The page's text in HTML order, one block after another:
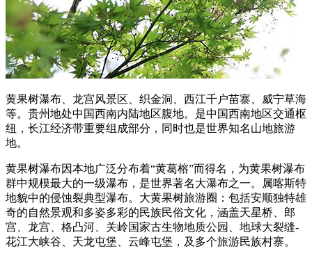
黄果树瀑布、龙宫风景区、织金洞、西江千户苗寨、威宁草海
等。贵州地处中国西南内陆地区腹地。是中国西南地区交通枢
纽，长江经济带重要组成部分，同时也是世界知名山地旅游
地。
黄果树瀑布因本地广泛分布着“黄葛榕”而得名，为黄果树瀑布
群中规模最大的一级瀑布，是世界著名大瀑布之一。属喀斯特
地貌中的侵蚀裂典型瀑布。大黄果树旅游圈：包括安顺独特雄
奇的自然景观和多姿多彩的民族民俗文化，涵盖天星桥、郎
宫、龙宫、格凸河、关岭国家古生物地质公园、地球大裂缝-
花江大峡谷、天龙屯堡、云峰屯堡，及多个旅游民族村寨。